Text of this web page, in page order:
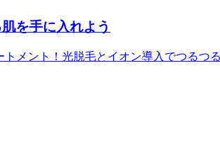
を手に入れよう
メント！光脱毛とイオン導入でつるつ